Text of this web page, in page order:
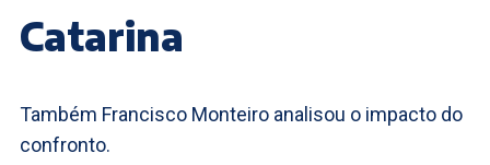
Catarina
Também Francisco Monteiro analisou o impacto do
confronto.